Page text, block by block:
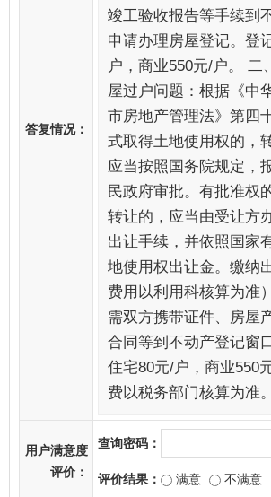
答复情况：
竣工验收报告等手续到
申请办理房屋登记。登
户，商业550元/户。 二
屋过户问题：根据《中
市房地产管理法》第四
式取得土地使用权的，
应当按照国务院规定，
民政府审批。有批准权
转让的，应当由受让方
出让手续，并依照国家
地使用权出让金。缴纳
费用以利用科核算为准
需双方携带证件、房屋
合同等到不动产登记窗
住宅80元/户，商业550
费以税务部门核算为准
用户满意度
评价：
查询密码：
评价结果： 满意 不满意